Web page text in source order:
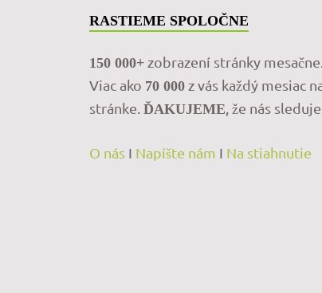
RASTIEME SPOLOČNE
150 000+ zobrazení stránky
Viac ako 70 000 z vás každý mesiac
stránke. ĎAKUJEME, že nás
O nás I Napíšte nám I Na stiahnutie